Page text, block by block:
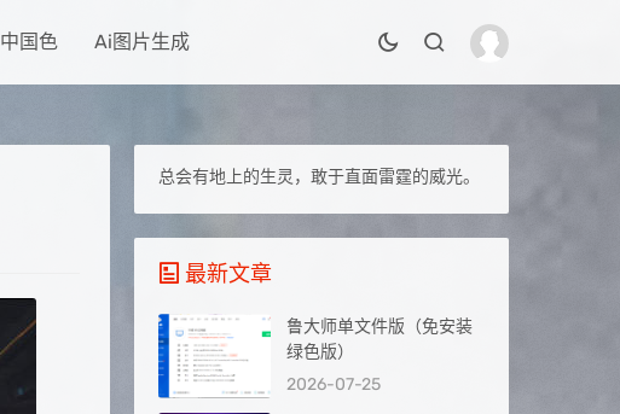
中国色 Ai图片生成
总会有地上的生灵，敢于直面雷霆的威光。
最新文章
鲁大师单文件版（免安装
绿色版）
2026-07-25